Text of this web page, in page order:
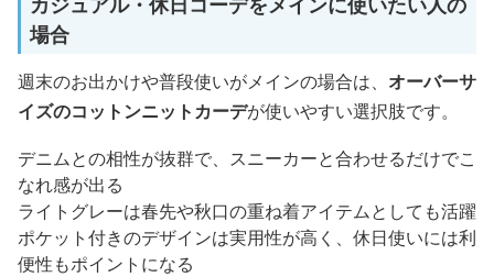
場合
週末のお出かけや普段使いがメインの場合は、 オーバーサ
イズのコットンニットカーデが使いやすい選択肢です。
デニムとの相性が抜群で、スニーカーと合わせるだけでこ
なれ感が出る
ライトグレーは春先や秋口の重ね着アイテムとしても活躍
ポケット付きのデザインは実用性が高く、休日使いには利
便性もポイントになる